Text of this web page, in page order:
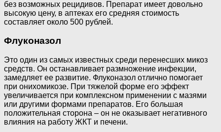
без возможных рецидивов. Препарат имеет довольно
высокую цену, в аптеках его средняя стоимость
составляет около 500 рублей.
Флуконазол
Это один из самых известных среди перенесших микоз
средств. Он останавливает размножение инфекции,
замедляет ее развитие. Флуконазол отлично помогает
при онихомикозе. При тяжелой форме его эффект
увеличивается при комплексном применении с мазями
или другими формами препаратов. Его большая
положительная сторона – он не оказывает негативного
влияния на работу ЖКТ и печени.